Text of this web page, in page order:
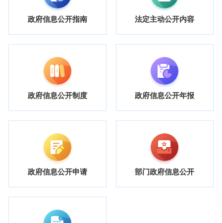
政府信息公开指南 法定主动公开内容
政府信息公开制度 政府信息公开年报
政府信息公开申请 部门政府信息公开